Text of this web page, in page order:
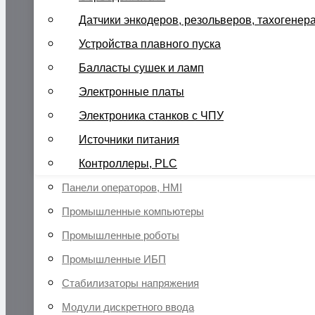
Датчики энкодеров, резольверов,
Устройства плавного пуска
Балласты сушек и ламп
Электронные платы
Электроника станков с ЧПУ
Источники питания
Контроллеры, PLC
Панели операторов, HMI
Промышленные компьютеры
Промышленные роботы
Промышленные ИБП
Стабилизаторы напряжения
Модули дискретного ввода